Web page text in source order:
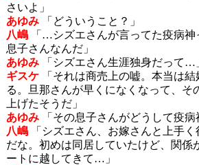
さいよ」
あゆみ「どういうこと？」
八嶋「…シズエさんが言ってた疫病
息子さんなんだ」
あゆみ「シズエさん生涯独身だって…
ギスケ「それは商売上の嘘。本当は結
る。旦那さんが早くになくなって、そ
上げたそうだ」
あゆみ「その息子さんがどうして疫病
八嶋「シズエさん、お嫁さんと上手く
だな。初めは同居していたけど、関係
ートに越してきて…」